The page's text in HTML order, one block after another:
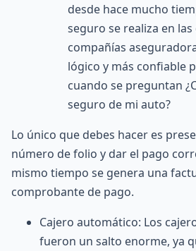
desde hace mucho
seguro se realiza en
compañías
lógico y más confiable
cuando se preguntan
seguro de mi auto?
Lo único que debes hacer es
número de folio y dar el pago
mismo tiempo se genera una
comprobante de pago.
Cajero automático: Los
fueron un salto enorme, ya